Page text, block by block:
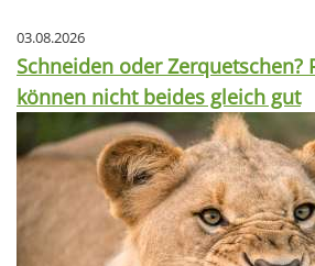
03.08.2026
Schneiden oder Zerquetschen?
können nicht beides gleich gut